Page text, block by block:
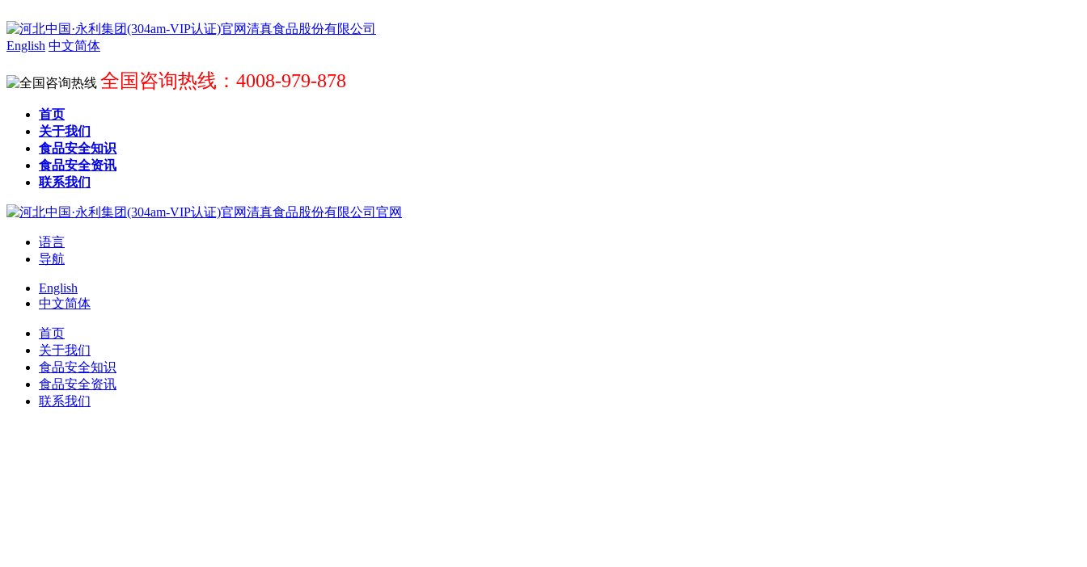
English 中文简体
全国咨询热线：4008-979-878
首页
关于我们
食品安全知识
食品安全资讯
联系我们
语言
导航
English
中文简体
首页
关于我们
食品安全知识
食品安全资讯
联系我们